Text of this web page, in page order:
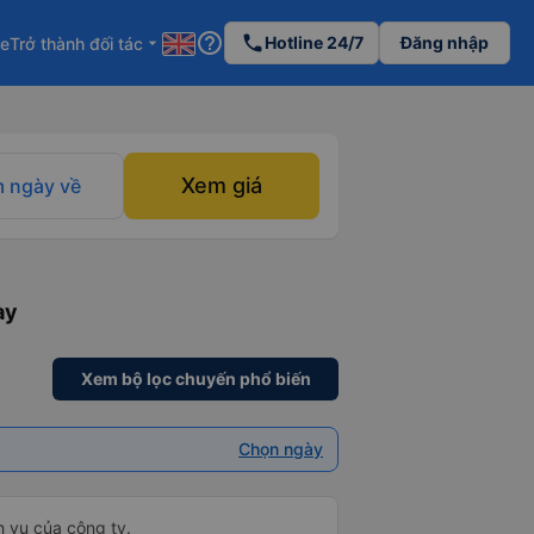
Trở thành đối tác arrow_drop_down help_outline phoneHotline 24/7 Đăng nhập
ngày về Xem giá
Xem bộ lọc chuyến phổ biến
Chọn ngày
vụ của công ty.